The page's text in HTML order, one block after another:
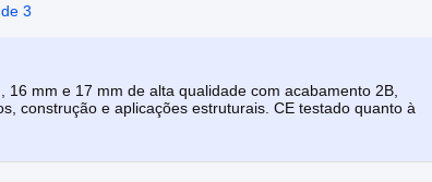
3
mm e 17 mm de alta qualidade com acabamento 2B,
construção e aplicações estruturais. CE testado quanto à